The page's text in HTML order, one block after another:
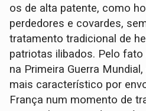
os de alta patente, como
perdedores e covardes,
tratamento tradicional de
patriotas ilibados. Pelo
na Primeira Guerra
mais característico por
França num momento de